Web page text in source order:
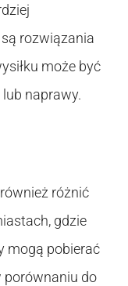
rozwiązania
może być
naprawy.
różnić
gdzie
mogą pobierać
porównaniu do